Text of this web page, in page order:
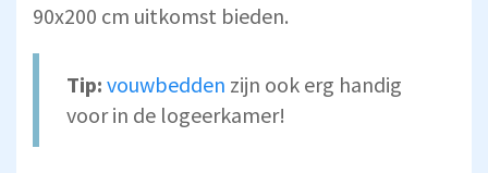
90x200 cm uitkomst bieden.
Tip: vouwbedden zijn ook erg handig
voor in de logeerkamer!